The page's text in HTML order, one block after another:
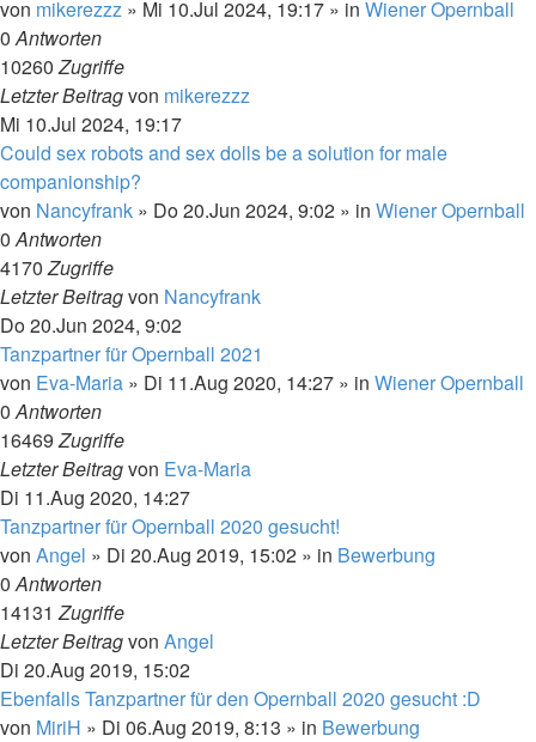
von mikerezzz » Mi 10.Jul 2024, 19:17 » in Wiener Opernball
0Antworten
10260Zugriffe
Letzter Beitragvon mikerezzz
Mi 10.Jul 2024, 19:17
Could sex robots and sex dolls be a solution for male
companionship?
von Nancyfrank » Do 20.Jun 2024, 9:02 » in Wiener Opernball
0Antworten
4170Zugriffe
Letzter Beitragvon Nancyfrank
Do 20.Jun 2024, 9:02
Tanzpartner für Opernball 2021
von Eva-Maria » Di 11.Aug 2020, 14:27 » in Wiener Opernball
0Antworten
16469Zugriffe
Letzter Beitragvon Eva-Maria
Di 11.Aug 2020, 14:27
Tanzpartner für Opernball 2020 gesucht!
von Angel » Di 20.Aug 2019, 15:02 » in Bewerbung
0Antworten
14131Zugriffe
Letzter Beitragvon Angel
Di 20.Aug 2019, 15:02
Ebenfalls Tanzpartner für den Opernball 2020 gesucht :D
von MiriH » Di 06.Aug 2019, 8:13 » in Bewerbung